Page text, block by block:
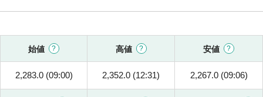
始値 高値 安値
2,283.0 (09:00) 2,352.0 (12:31) 2,267.0 (09:06)